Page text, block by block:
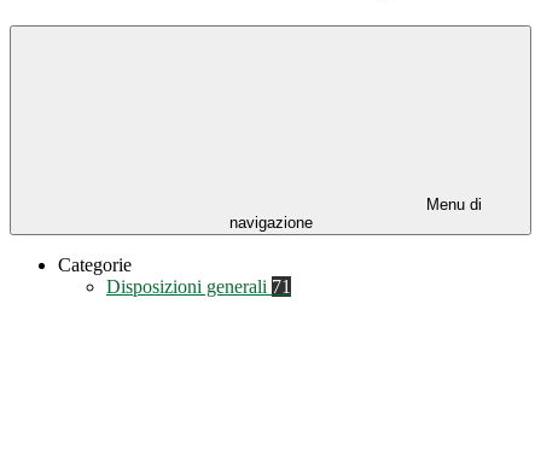
Menu di
navigazione
Categorie
Disposizioni generali 71